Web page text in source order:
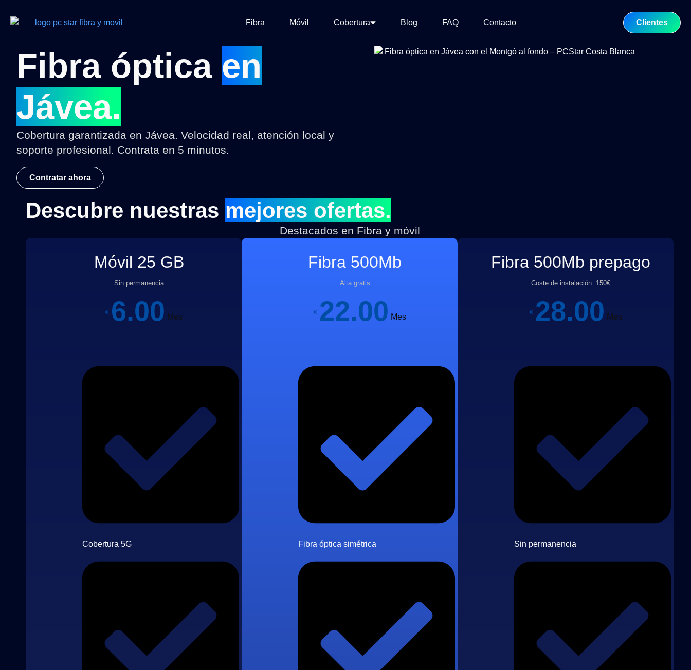
Fibra Móvil Cobertura Blog FAQ Contacto Clientes
Fibra óptica en
Jávea.
Cobertura garantizada en Jávea. Velocidad real, atención local y
soporte profesional. Contrata en 5 minutos.
Contratar ahora
Descubre nuestras mejores ofertas.
Destacados en Fibra y móvil
Móvil 25 GB
Sin permanencia
€ 6.00 Mes
Cobertura 5G
Fibra 500Mb
Alta gratis
€ 22.00 Mes
Fibra óptica simétrica
Fibra 500Mb prepago
Coste de instalación: 150€
€ 28.00 Mes
Sin permanencia